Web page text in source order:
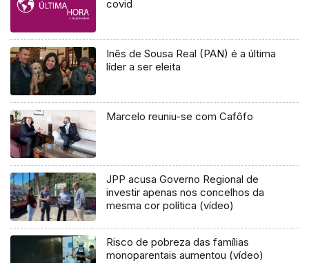
covid
Inês de Sousa Real (PAN) é a última
líder a ser eleita
Marcelo reuniu-se com Cafôfo
JPP acusa Governo Regional de
investir apenas nos concelhos da
mesma cor política (vídeo)
Risco de pobreza das famílias
monoparentais aumentou (vídeo)